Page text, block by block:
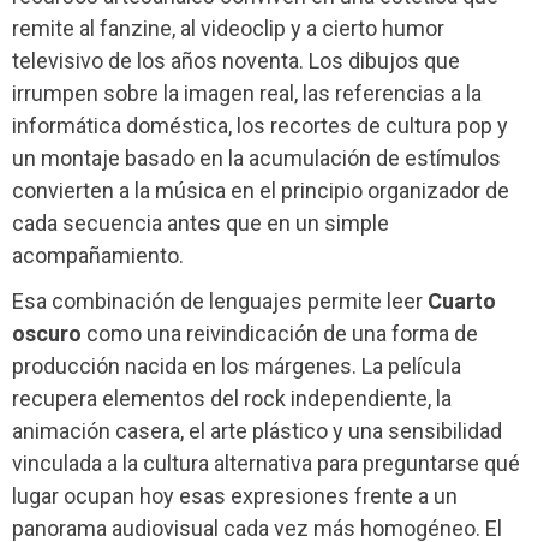
remite al fanzine, al videoclip y a cierto humor
televisivo de los años noventa. Los dibujos que
irrumpen sobre la imagen real, las referencias a la
informática doméstica, los recortes de cultura pop y
un montaje basado en la acumulación de estímulos
convierten a la música en el principio organizador de
cada secuencia antes que en un simple
acompañamiento.
Esa combinación de lenguajes permite leer Cuarto
oscuro como una reivindicación de una forma de
producción nacida en los márgenes. La película
recupera elementos del rock independiente, la
animación casera, el arte plástico y una sensibilidad
vinculada a la cultura alternativa para preguntarse qué
lugar ocupan hoy esas expresiones frente a un
panorama audiovisual cada vez más homogéneo. El